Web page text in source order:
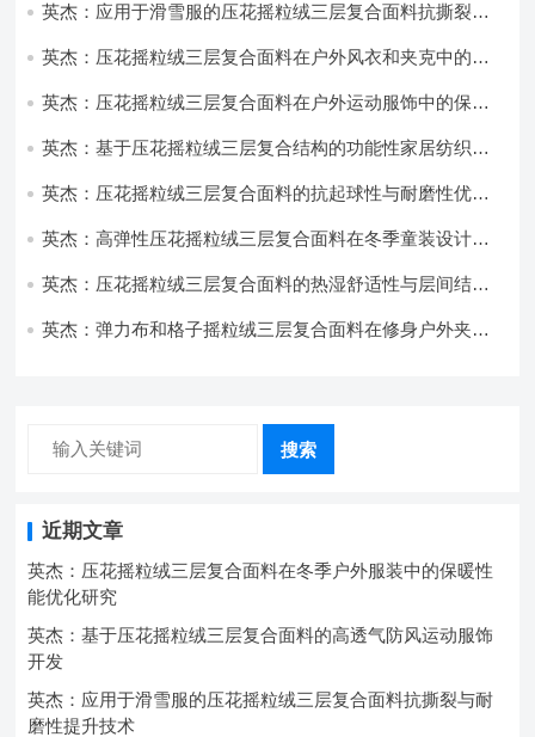
英杰：应用于滑雪服的压花摇粒绒三层复合面料抗撕裂与
英杰：压花摇粒绒三层复合面料在户外风衣和夹克中的应
英杰：压花摇粒绒三层复合面料在户外运动服饰中的保暖
英杰：基于压花摇粒绒三层复合结构的功能性家居纺织品
英杰：压花摇粒绒三层复合面料的抗起球性与耐磨性优化
英杰：高弹性压花摇粒绒三层复合面料在冬季童装设计中
英杰：压花摇粒绒三层复合面料的热湿舒适性与层间结合
英杰：弹力布和格子摇粒绒三层复合面料在修身户外夹克
搜索
近期文章
英杰：压花摇粒绒三层复合面料在冬季户外服装中的保暖性
能优化研究
英杰：基于压花摇粒绒三层复合面料的高透气防风运动服饰
开发
英杰：应用于滑雪服的压花摇粒绒三层复合面料抗撕裂与耐
磨性提升技术